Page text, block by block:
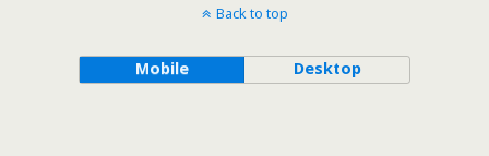
Back to top
Mobile Desktop